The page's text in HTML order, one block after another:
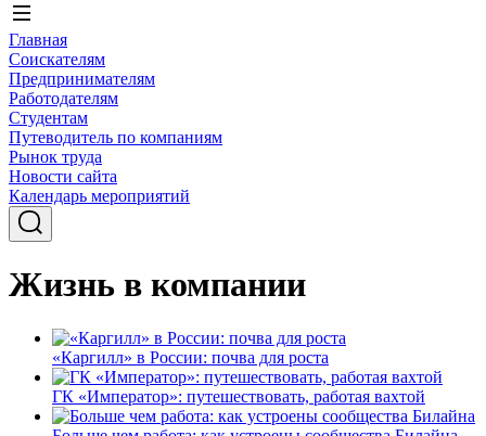
Главная
Соискателям
Предпринимателям
Работодателям
Студентам
Путеводитель по компаниям
Рынок труда
Новости сайта
Календарь мероприятий
Жизнь в компании
«Каргилл» в России: почва для роста
ГК «Император»: путешествовать, работая вахтой